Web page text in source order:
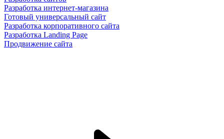
Разработка интернет-магазина
Готовый универсальный сайт
Разработка корпоративного сайта
Разработка Landing Page
Продвижение сайта